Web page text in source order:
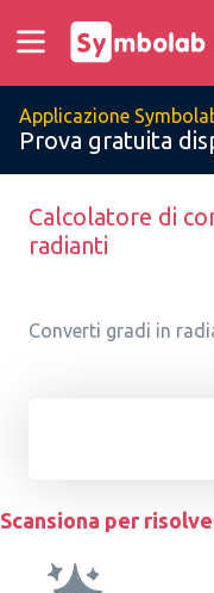
Applicazione
Prova gratuita
Calcolatore di
radianti
Converti gradi in
Scansiona per